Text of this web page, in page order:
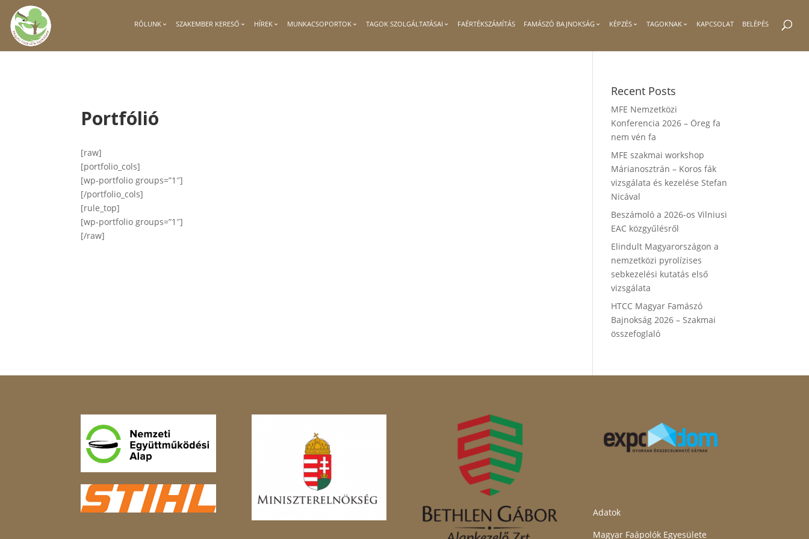
RÓLUNK SZAKEMBER KERESŐ HÍREK MUNKACSOPORTOK TAGOK SZOLGÁLTATÁSAI FAÉRTÉKSZÁMÍTÁS FAMÁSZÓ BAJNOKSÁG KÉPZÉS TAGOKNAK KAPCSOLAT BELÉPÉS
Portfólió
[raw]
[portfolio_cols]
[wp-portfolio groups=”1″]
[/portfolio_cols]
[rule_top]
[wp-portfolio groups=”1″]
[/raw]
Recent Posts
MFE Nemzetközi
Konferencia 2026 – Öreg fa
nem vén fa
MFE szakmai workshop
Márianosztrán – Koros fák
vizsgálata és kezelése Stefan
Nicával
Beszámoló a 2026-os Vilniusi
EAC közgyűlésről
Elindult Magyarországon a
nemzetközi pyrolízises
sebkezelési kutatás első
vizsgálata
HTCC Magyar Famászó
Bajnokság 2026 – Szakmai
összefoglaló
Adatok
Magyar Faápolók Egyesülete